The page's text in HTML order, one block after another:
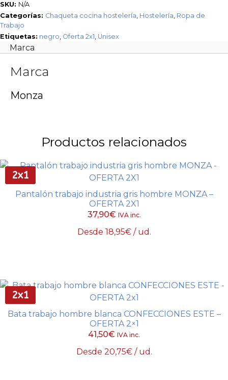
SKU: N/A
Categorías: Chaqueta cocina hostelería, Hostelería, Ropa de
Trabajo
Etiquetas: negro, Oferta 2x1, Unisex
Marca
Marca
Monza
Productos relacionados
2x1
Pantalón trabajo industria gris hombre MONZA –
OFERTA 2X1
37,90€ IVA inc.
Desde 18,95€ / ud.
múltiples
opciones
2x1
Bata trabajo hombre blanca CONFECCIONES ESTE –
OFERTA 2×1
41,50€ IVA inc.
Desde 20,75€ / ud.